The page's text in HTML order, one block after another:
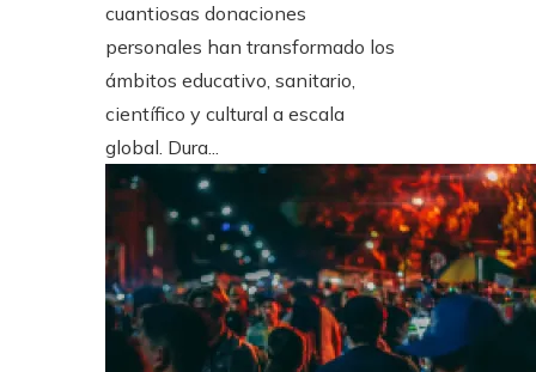
cuantiosas donaciones
personales han transformado los
ámbitos educativo, sanitario,
científico y cultural a escala
global. Dura...